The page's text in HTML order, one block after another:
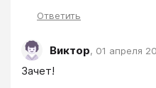
Ответить
Виктор, 01 апреля
Зачет!